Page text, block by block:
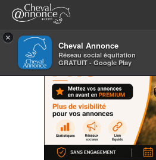
×
Cheval Annonce
Réseau social équitation
GRATUIT - Google Play